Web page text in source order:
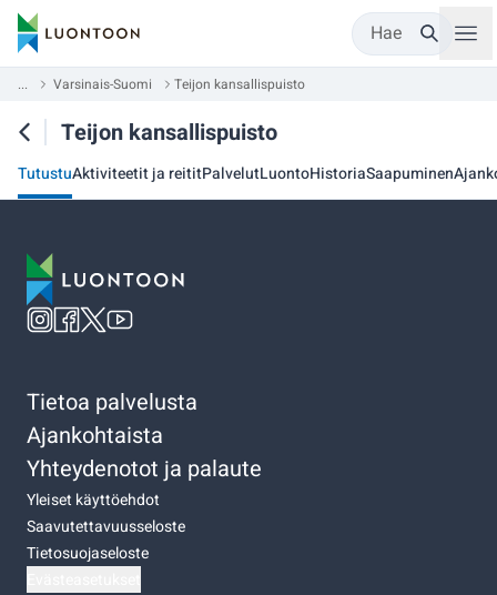
Hae
... Varsinais-Suomi Teijon kansallispuisto
Teijon kansallispuisto
TutustuAktiviteetit ja reititPalvelutLuontoHistoriaSaapuminen
Tietoa palvelusta
Ajankohtaista
Yhteydenotot ja palaute
Yleiset käyttöehdot
Saavutettavuusseloste
Tietosuojaseloste